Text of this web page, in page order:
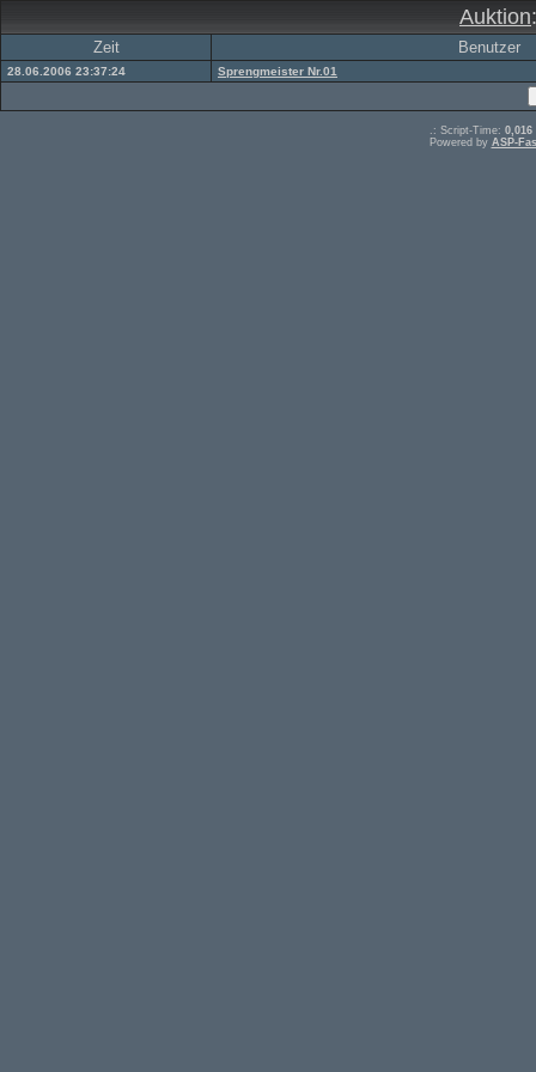
Auktion
Zeit Benutzer
28.06.2006 23:37:24 Sprengmeister Nr.01
.: Script-Time: 0,016
Powered by ASP-